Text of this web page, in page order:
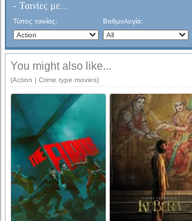
- Ταινίες με...
Τύπος ταινίας: Βαθμολογία:
You might also like...
(Action | Crime type movies)